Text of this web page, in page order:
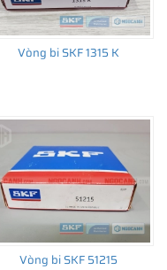
Vòng bi SKF 1315 K
Vòng bi SKF 51215